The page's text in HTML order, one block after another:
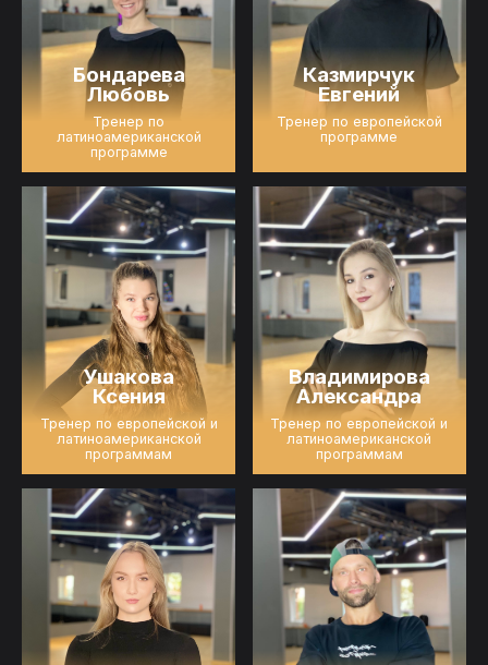
Бондарева
Любовь
Тренер по
латиноамериканской
программе
Казмирчук
Евгений
Тренер по европейской
программе
Ушакова
Ксения
Тренер по европейской и
латиноамериканской
программам
Владимирова
Александра
Тренер по европейской и
латиноамериканской
программам